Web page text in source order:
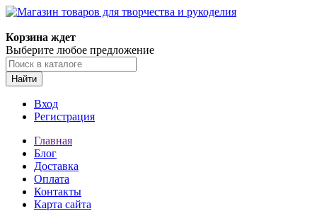
Корзина ждет
Выберите любое предложение
Найти
Вход
Регистрация
Главная
Блог
Доставка
Оплата
Контакты
Карта сайта